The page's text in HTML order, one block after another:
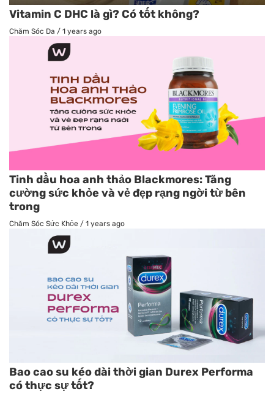
Vitamin C DHC là gì? Có tốt không?
Chăm Sóc Da / 1 years ago
Tinh dầu hoa anh thảo Blackmores: Tăng
cường sức khỏe và vẻ đẹp rạng ngời từ bên
trong
Chăm Sóc Sức Khỏe / 1 years ago
Bao cao su kéo dài thời gian Durex Performa
có thực sự tốt?